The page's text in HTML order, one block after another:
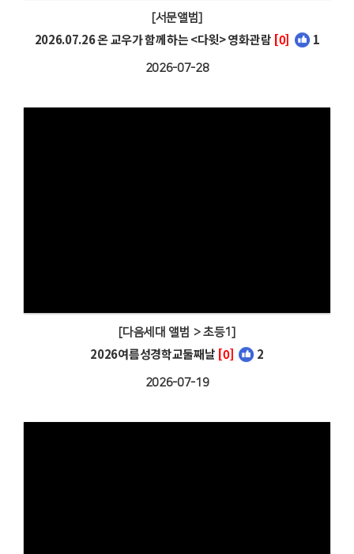
[서문앨범]
2026.07.26 온 교우가 함께하는 <다윗> 영화관람 [0] 1
2026-07-28
[다음세대 앨범 > 초등1]
2026여름성경학교둘째날 [0] 2
2026-07-19